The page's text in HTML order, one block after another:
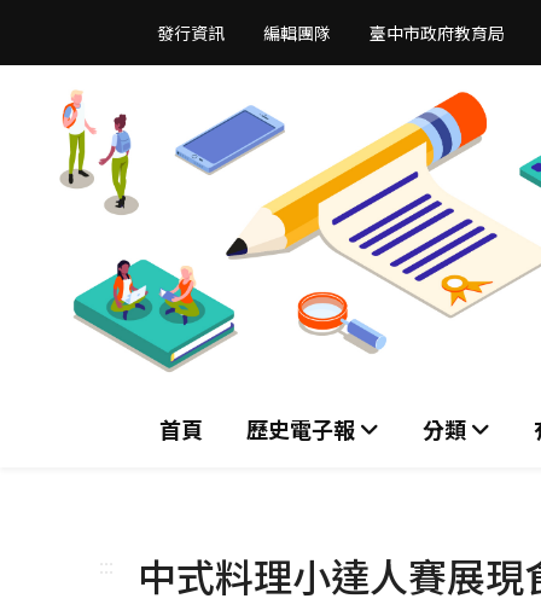
主
發行資訊 編輯團隊 臺中市政府教育局
首頁 歷史電子報 分類
::: 中式料理小達人賽展現